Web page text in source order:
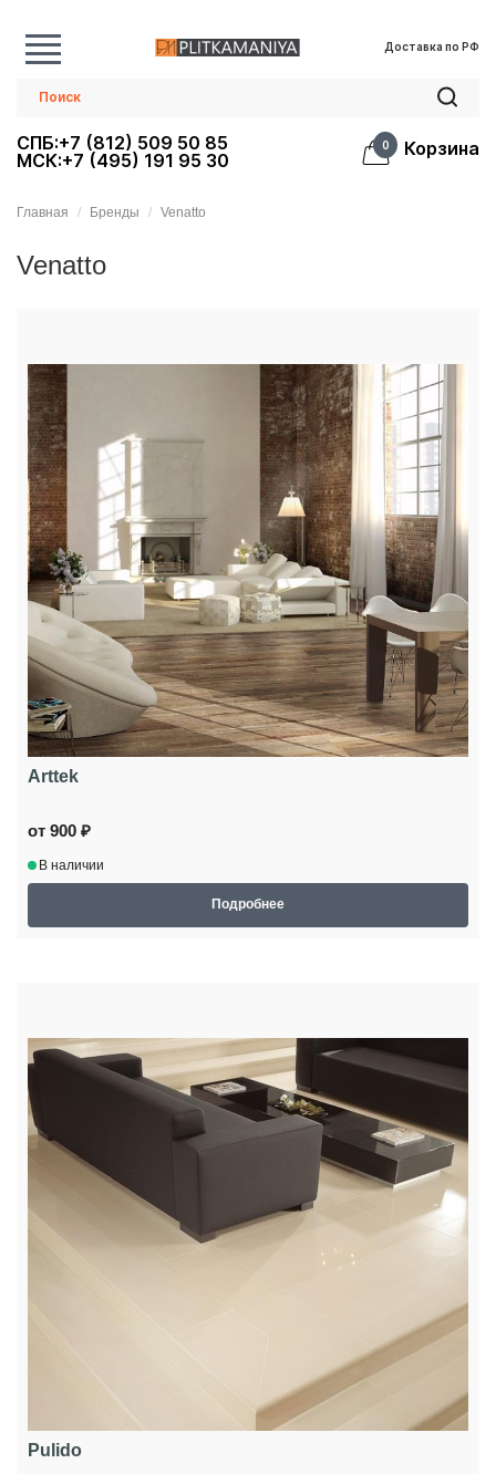
Доставка по РФ
СПБ:+7 (812) 509 50 85
МСК:+7 (495) 191 95 30
0 Корзина
Главная Бренды Venatto
Venatto
Arttek
от 900 ₽
В наличии
Подробнее
Pulido